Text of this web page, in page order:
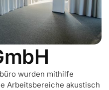
wurden mithilfe
Arbeitsbereiche akustisch